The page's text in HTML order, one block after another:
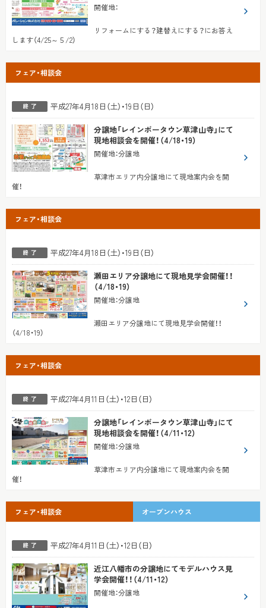
開催地：
リフォームにする？建替えにする？にお答え
します（4/25～５/2）
フェア・相談会
平成27年4月18日（土）・19日（日）
分譲地「レインボータウン草津山寺」にて
現地相談会を開催！（4/18・19）
開催地：分譲地
草津市エリア内分譲地にて現地案内会を開
催！
フェア・相談会
平成27年4月18日（土）・19日（日）
瀬田エリア分譲地にて現地見学会開催！！
（4/18・19）
開催地：分譲地
瀬田エリア分譲地にて現地見学会開催！！
（4/18・19）
フェア・相談会
平成27年4月11日（土）・12日（日）
分譲地「レインボータウン草津山寺」にて
現地相談会を開催！（4/11・12）
開催地：分譲地
草津市エリア内分譲地にて現地案内会を開
催！
フェア・相談会 オープンハウス
平成27年4月11日（土）・12日（日）
近江八幡市の分譲地にてモデルハウス見
学会開催！！（4/11・12）
開催地：分譲地